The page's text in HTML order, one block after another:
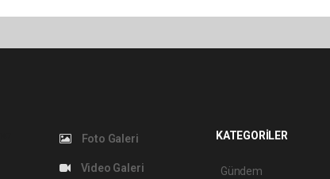
Foto Galeri
Video Galeri
KATEGORİLER
Gündem